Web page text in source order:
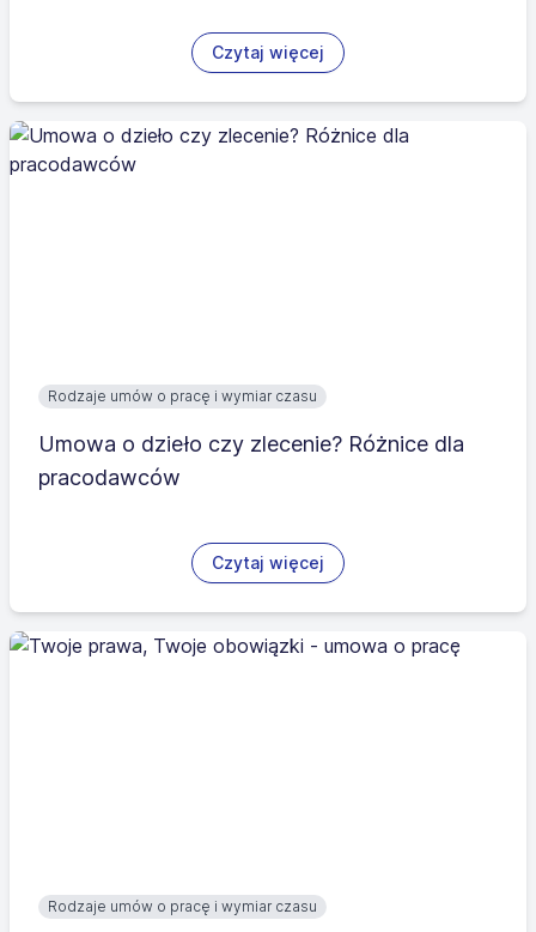
Czytaj więcej
Rodzaje umów o pracę i wymiar czasu
Umowa o dzieło czy zlecenie? Różnice dla
pracodawców
Czytaj więcej
Rodzaje umów o pracę i wymiar czasu